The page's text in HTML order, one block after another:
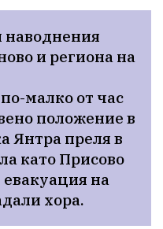
и региона на
малко от час
положение в
Янтра преля в
като Присово
на
хора.